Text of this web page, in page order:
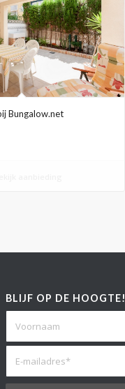
Bungalow.net
BLIJF OP DE HOOGTE!